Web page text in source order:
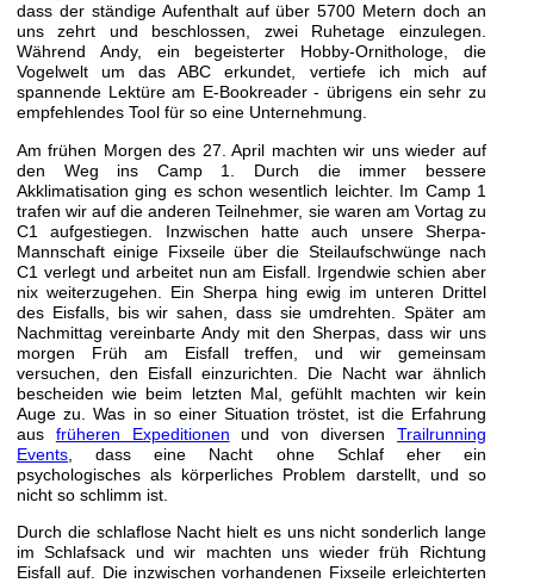
dass der ständige Aufenthalt auf über 5700 Metern doch an
uns zehrt und beschlossen, zwei Ruhetage einzulegen.
Während Andy, ein begeisterter Hobby-Ornithologe, die
Vogelwelt um das ABC erkundet, vertiefe ich mich auf
spannende Lektüre am E-Bookreader - übrigens ein sehr zu
empfehlendes Tool für so eine Unternehmung.
Am frühen Morgen des 27. April machten wir uns wieder auf
den Weg ins Camp 1. Durch die immer bessere
Akklimatisation ging es schon wesentlich leichter. Im Camp 1
trafen wir auf die anderen Teilnehmer, sie waren am Vortag zu
C1 aufgestiegen. Inzwischen hatte auch unsere Sherpa-
Mannschaft einige Fixseile über die Steilaufschwünge nach
C1 verlegt und arbeitet nun am Eisfall. Irgendwie schien aber
nix weiterzugehen. Ein Sherpa hing ewig im unteren Drittel
des Eisfalls, bis wir sahen, dass sie umdrehten. Später am
Nachmittag vereinbarte Andy mit den Sherpas, dass wir uns
morgen Früh am Eisfall treffen, und wir gemeinsam
versuchen, den Eisfall einzurichten. Die Nacht war ähnlich
bescheiden wie beim letzten Mal, gefühlt machten wir kein
Auge zu. Was in so einer Situation tröstet, ist die Erfahrung
aus früheren Expeditionen und von diversenTrailrunning
Events, dass eine Nacht ohne Schlaf eher ein
psychologisches als körperliches Problem darstellt, und so
nicht so schlimm ist.
Durch die schlaflose Nacht hielt es uns nicht sonderlich lange
im Schlafsack und wir machten uns wieder früh Richtung
Eisfall auf. Die inzwischen vorhandenen Fixseile erleichterten